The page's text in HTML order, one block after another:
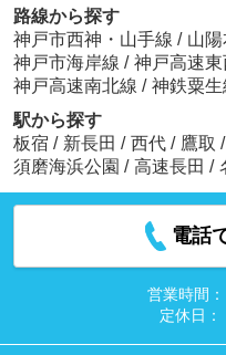
路線から探す
神戸市西神・山手線 / 山
神戸市海岸線 / 神戸高速東
神戸高速南北線 / 神鉄粟生
駅から探す
板宿 / 新長田 / 西代 / 鷹取 /
須磨海浜公園 / 高速長田 /
電話
営業時間：
定休日：